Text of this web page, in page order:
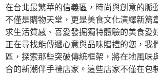
在台北最繁華的信義區，時尚與創意的脈
不僅是購物天堂，更是美食文化演繹新篇
求生活質感、喜愛發掘獨特體驗的美食愛
正在尋找能傳遞心意與品味贈禮的您，我
區，探索那些突破傳統框架，將在地風味
合的新潮伴手禮店家。這些店家不僅在包